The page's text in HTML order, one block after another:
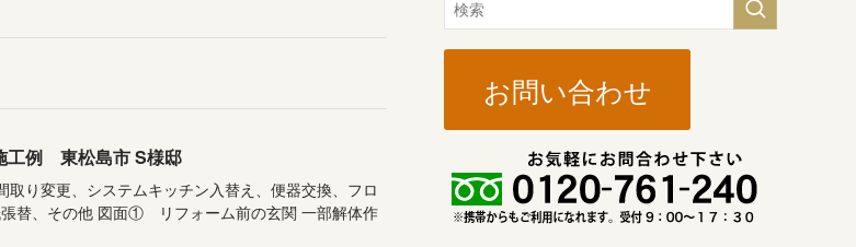
工例 東松島市 S様邸
取り変更、システムキッチン入替え、便器交換、フロ
替、その他 図面① リフォーム前の玄関 一部解体作
お問い合わせ